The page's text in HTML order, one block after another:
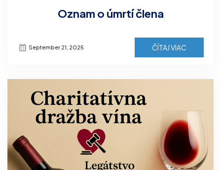
Oznam o úmrtí člena
September 21, 2025 ČÍTAJ VIAC